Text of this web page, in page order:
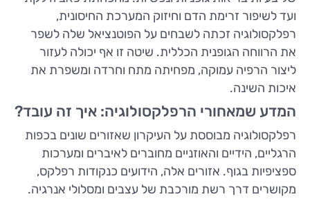
ועד לשיפור זרימת הדם וחיזוק המערכת החיסונית,
רפלקסולוגיה זכתה לשבחים על הפוטנציאל שלה לשפר
את הרווחה הגופנית הכללית. שיטה זו אף יכולה לעזור
ליצור הרפיה עמוקה, מפחיתה מתח וחרדה ומשפרת את
איכות השינה.
המדע שמאחורי הרפלקסולוגיה: איך זה עובד?
רפלקסולוגיה מבוססת על העיקרון שאזורים שונים בכפות
הרגליים, הידיים והאוזניים מחוברים לאיברים ומערכות
ספציפיות בגוף. אזורים אלה, הידועים כנקודות רפלקס,
מקושרים דרך רשת מורכבת של עצבים ומסלולי אנרגיה.